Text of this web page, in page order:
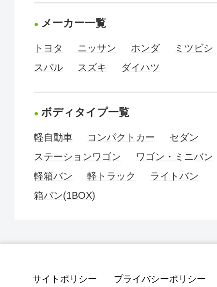
メーカー一覧
トヨタ ニッサン ホンダ
ミツビシ
スバル
スズキ ダイハツ
ボディタイプ一覧
軽自動車 コンパクトカー
セダン
ステーションワゴン
ワゴン・ミニバン
軽箱バン
軽トラック
ライトバン
箱バン(1BOX)
サイトポリシー プライバシーポリシー